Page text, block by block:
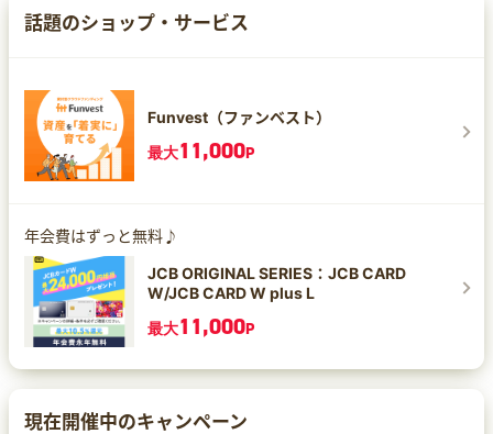
話題のショップ・サービス
Funvest（ファンベスト）
最大11,000P
年会費はずっと無料♪
JCB ORIGINAL SERIES：JCB CARD
W/JCB CARD W plus L
最大11,000P
現在開催中のキャンペーン